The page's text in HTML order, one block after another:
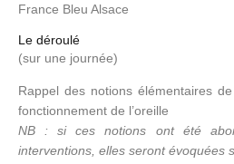
France Bleu Alsace
Le déroulé
(sur une journée)
Rappel des notions élémentaires
fonctionnement de l’oreille
NB : si ces notions ont été
interventions, elles seront évoquées